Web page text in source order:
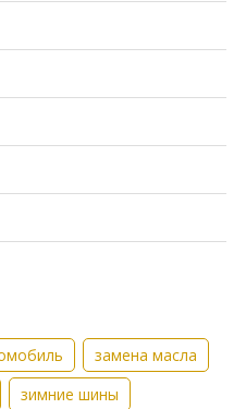
замена масла
зимние шины